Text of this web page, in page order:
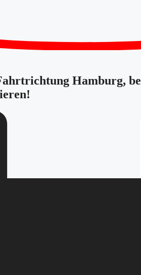
Hamburg,